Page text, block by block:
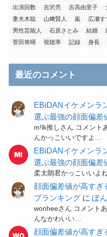
出演回数
吉沢亮 吉高由里子
妻夫木聡
山﨑賢人 嵐 広瀬す
男性芸能人
石原さとみ 結婚
菅田将暉
視聴率 記録 身長
最近のコメント
EBiDANイケメンラ
選ぶ最強の顔面偏差
m!lk推しさん コメント
んかっこいいですよ…
EBiDANイケメンラ
選ぶ最強の顔面偏差
柔太朗君かっこいいよ
顔面偏差値が高すぎ
プランキング にぽ
wonheeさん コメント
んなかわいい…
顔面偏差値が高すぎ